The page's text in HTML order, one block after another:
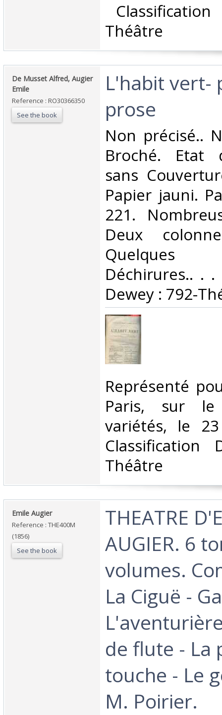
Théâtre‎
‎De Musset Alfred, Augier
Emile‎
Reference : RO30366350
See the book
‎L'habit vert-
prose‎
‎Non précisé..
Broché. Etat
sans
Papier jauni.
221.
Deux
Quelques
Déchirures.. . .
Dewey : 792-
‎Représenté
Paris, sur
variétés, le
Classification
Théâtre‎
‎Emile Augier ‎
Reference : THE400M
(1856)
See the book
‎THEATRE
AUGIER. 6
volumes.
La Ciguë -
de flute - La
touche - Le
M. Poirier. ‎